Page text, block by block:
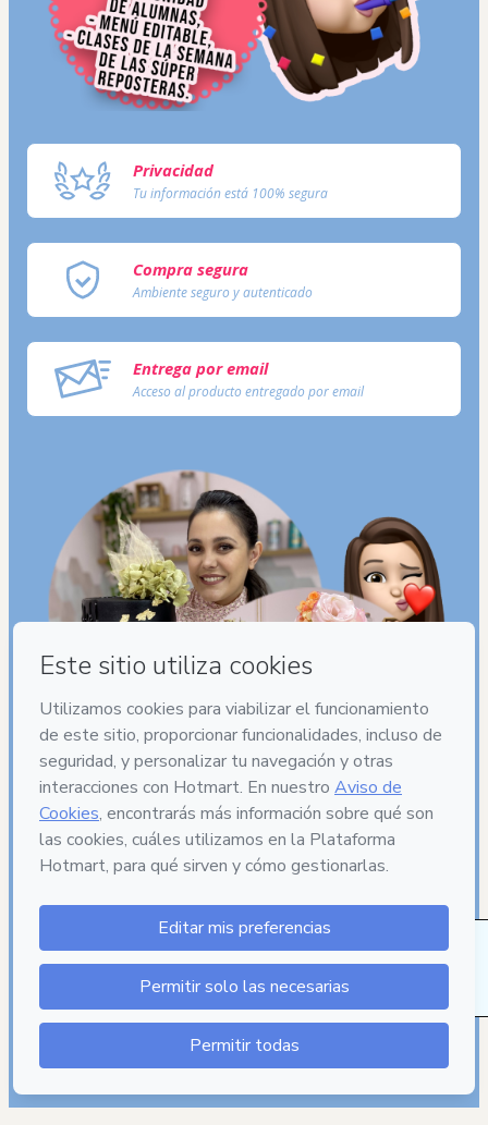
Privacidad
Tu información está 100% segura
Compra segura
Ambiente seguro y autenticado
Entrega por email
Acceso al producto entregado por email
25 personas también se interesaron por este